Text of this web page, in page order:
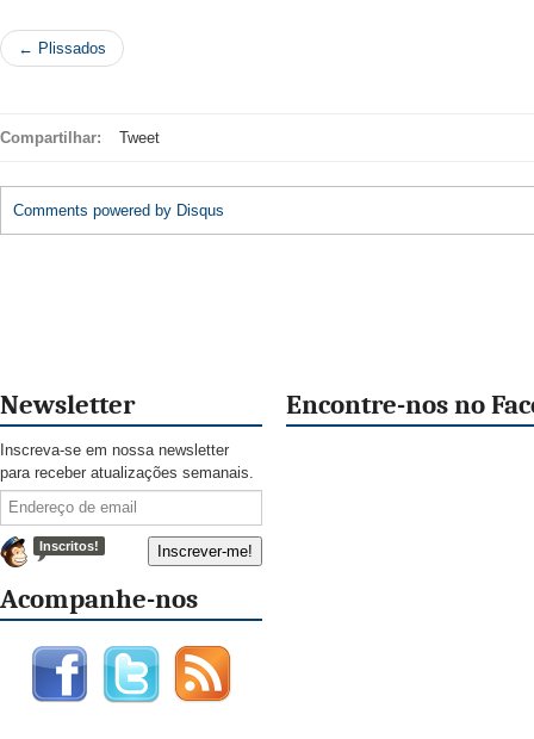
← Plissados
Compartilhar: Tweet
Comments powered by Disqus
Newsletter
Inscreva-se em nossa newsletter
para receber atualizações semanais.
Inscritos!
Acompanhe-nos
Encontre-nos no